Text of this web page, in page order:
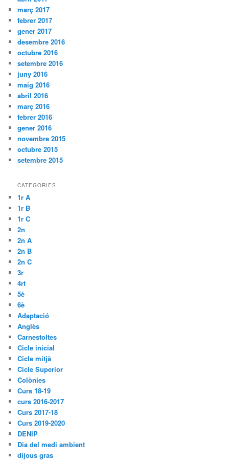
març 2017
febrer 2017
gener 2017
desembre 2016
octubre 2016
setembre 2016
juny 2016
maig 2016
abril 2016
març 2016
febrer 2016
gener 2016
novembre 2015
octubre 2015
setembre 2015
CATEGORIES
1r A
1r B
1r C
2n
2n A
2n B
2n C
3r
4rt
5è
6è
Adaptació
Anglès
Carnestoltes
Cicle inicial
Cicle mitjà
Cicle Superior
Colònies
Curs 18-19
curs 2016-2017
Curs 2017-18
Curs 2019-2020
DENIP
Dia del medi ambient
dijous gras